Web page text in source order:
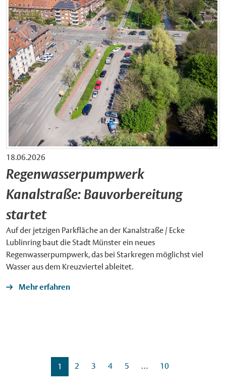
18.06.2026
Regenwasserpumpwerk
Kanalstraße: Bauvorbereitung
startet
Auf der jetzigen Parkfläche an der Kanalstraße / Ecke
Lublinring baut die Stadt Münster ein neues
Regenwasserpumpwerk, das bei Starkregen möglichst viel
Wasser aus dem Kreuzviertel ableitet.
Mehr erfahren
1 2 3 4 5 … 10